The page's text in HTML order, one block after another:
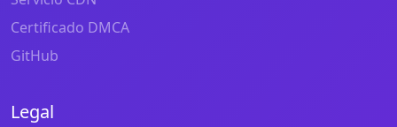
Certificado DMCA
GitHub
Legal